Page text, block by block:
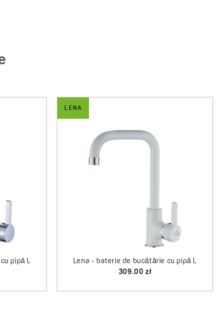
pipă L
LENA
Lena - baterie de bucătărie cu pipă L
309.00 zł
CELIA
Celia - chiuvetă cu 1 cuvă cu uscător
579.00 zł